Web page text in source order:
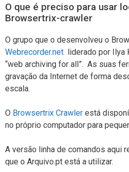
O que é preciso para usar
Browsertrix-crawler
O grupo que o desenvolveu o
Webrecorder.net liderado por Ilya
“web archiving for all”. As suas
gravação da Internet de forma
escala.
O Browsertrix Crawler está
no próprio computador para
A versão linha de comandos aqui
que o Arquivo.pt está a utilizar.